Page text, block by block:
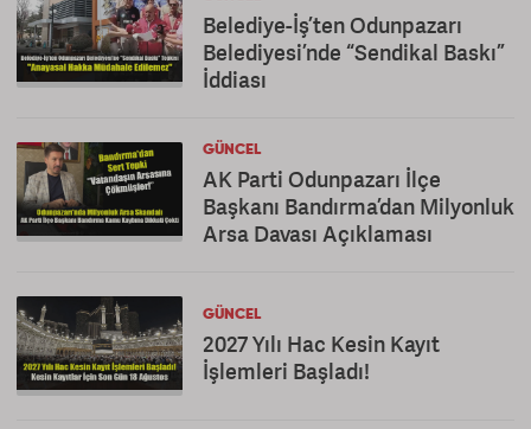
Belediye-İş’ten Odunpazarı
Belediyesi’nde “Sendikal Baskı”
İddiası
GÜNCEL
AK Parti Odunpazarı İlçe
Başkanı Bandırma’dan Milyonluk
Arsa Davası Açıklaması
GÜNCEL
2027 Yılı Hac Kesin Kayıt
İşlemleri Başladı!